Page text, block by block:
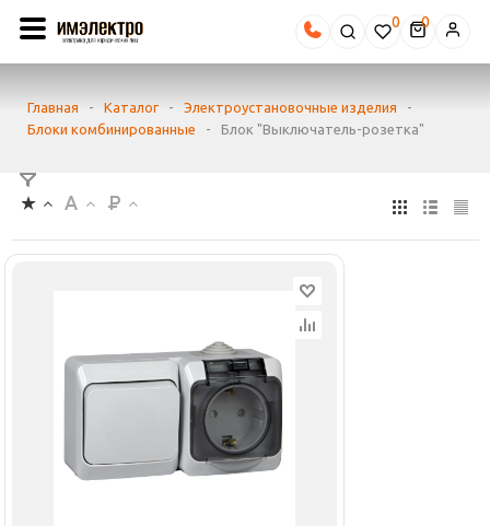
0
Главная - Каталог - Электроустановочные изделия
-
Блоки комбинированные
- Блок "Выключатель-розетка"